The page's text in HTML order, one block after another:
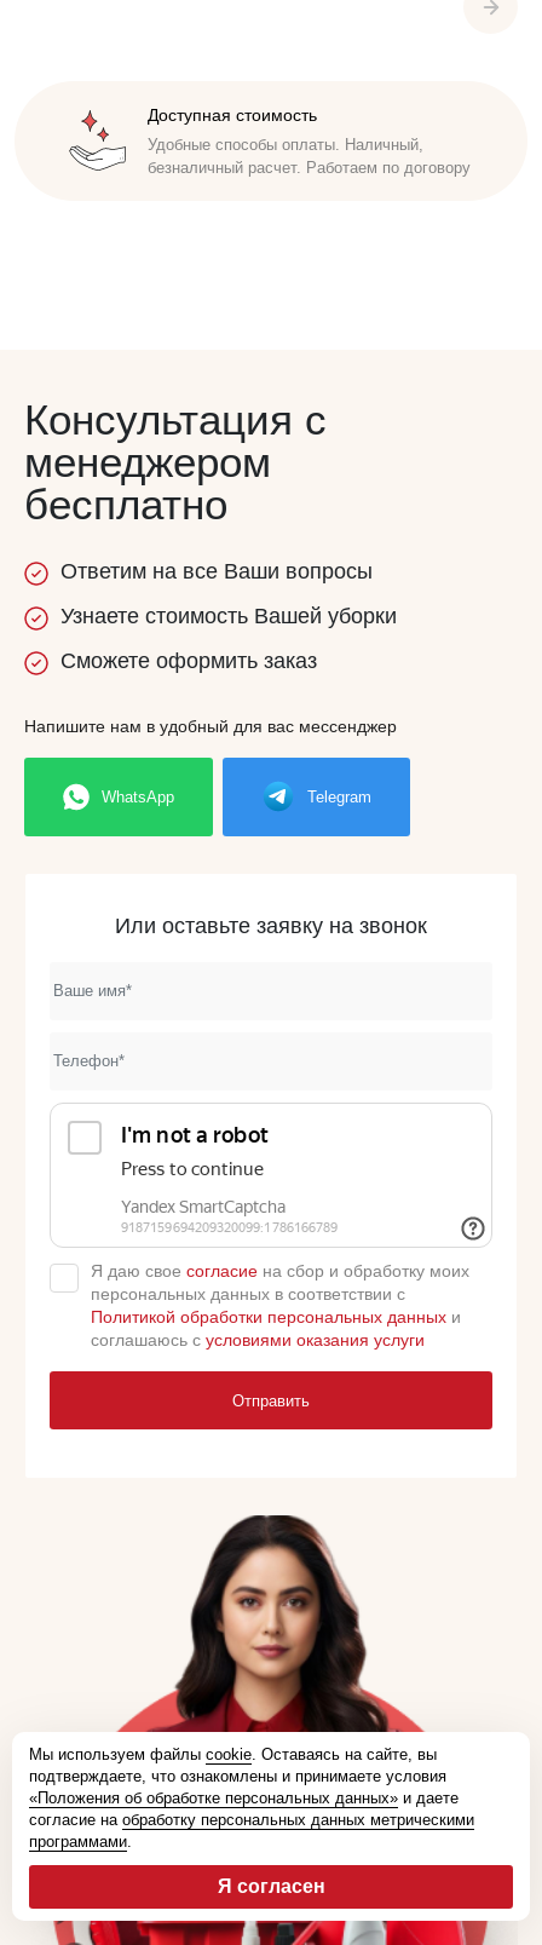
Доступная стоимость
Удобные способы оплаты. Наличный,
безналичный расчет. Работаем по договору
Консультация с
менеджером
бесплатно
Ответим на все Ваши вопросы
Узнаете стоимость Вашей уборки
Сможете оформить заказ
Напишите нам в удобный для вас мессенджер
WhatsApp Telegram
Или оставьте заявку на звонок
Я даю свое согласие на сбор и обработку моих
персональных данных в соответствии с
Политикой обработки персональных данных и
соглашаюсь с условиями оказания услуги
Отправить
Мы используем файлы cookie. Оставаясь на сайте, вы
подтверждаете, что ознакомлены и принимаете условия
«Положения об обработке персональных данных» и даете
согласие на обработку персональных данных метрическими
программами.
Я согласен